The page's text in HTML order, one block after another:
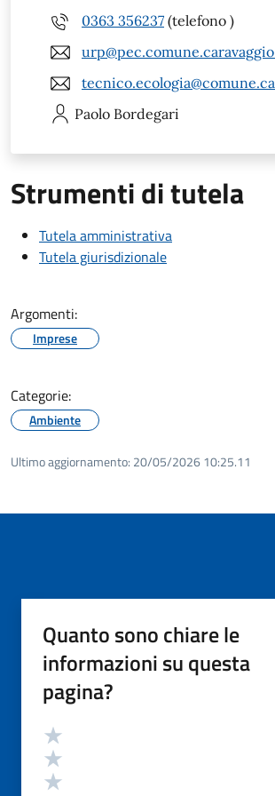
0363 356237 (telefono )
Paolo Bordegari
Strumenti di tutela
Tutela amministrativa
Tutela giurisdizionale
Argomenti:
Imprese
Categorie:
Ambiente
Ultimo aggiornamento: 20/05/2026 10:25.11
Quanto sono chiare le
informazioni su questa
pagina?
Valutazione